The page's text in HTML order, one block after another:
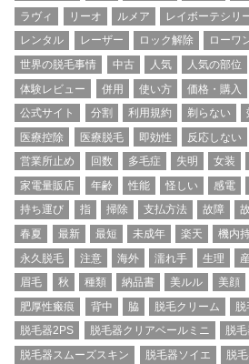
ラヴィ
リーオ ルメア レイボーテシリ
レンタル
レーザー ロック解除 ローワ
世界の脱毛事情
中古 人気 人気の部位
体験レビュー
併用 使い方 価格・購入
公式サイト
分割 利用規約 剃らない
医療控除
医療脱毛 即効性 反応しない
営業所止め
回数 多毛症 失明 女装
家電量販店
年齢 性能 怪しい 感電
持ち運び
指 掃除 支払方法 故障
春夏
最新 最短 未成年 楽天 機内
永久脱毛
注意 海外 濡れ手 生理
眉毛
秋 種類 納品書 美ルル 美顔
肥厚性瘢痕
背中 脇 脱毛クリーム 脱
脱毛器2PS
脱毛器クリアベールミニ
脱
脱毛器スムーズスキン
脱毛器ソイエ 脱